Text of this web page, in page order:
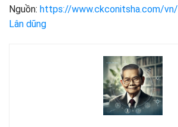
Nguồn: https://www.ckconitsha.com/vn/
Lân dũng